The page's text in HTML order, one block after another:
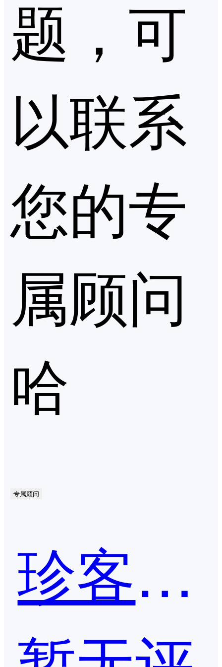
题，可
以联系
您的专
属顾问
哈
专属顾问
珍客CRM